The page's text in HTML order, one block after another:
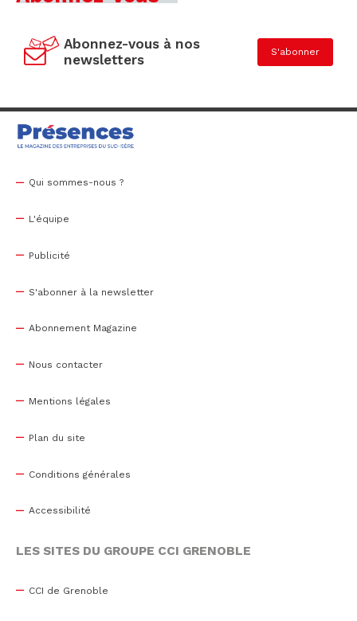
Abonnez-vous à nos
newsletters
S'abonner
Qui sommes-nous ?
L'équipe
Publicité
S'abonner à la newsletter
Abonnement Magazine
Nous contacter
Mentions légales
Plan du site
Conditions générales
Accessibilité
LES SITES DU GROUPE CCI GRENOBLE
CCI de Grenoble